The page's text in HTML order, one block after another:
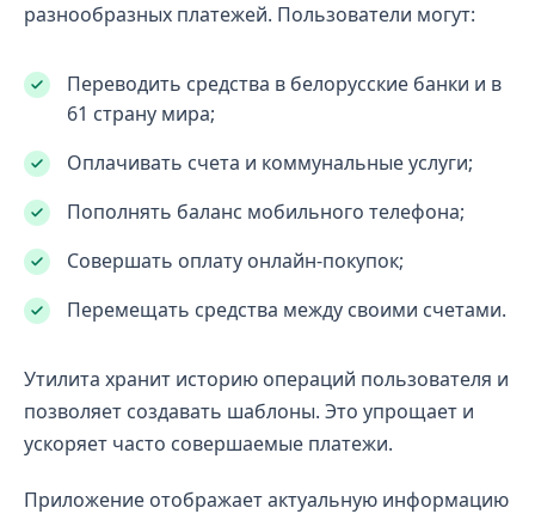
разнообразных платежей. Пользователи могут:
Переводить средства в белорусские банки и в
61 страну мира;
Оплачивать счета и коммунальные услуги;
Пополнять баланс мобильного телефона;
Совершать оплату онлайн-покупок;
Перемещать средства между своими счетами.
Утилита хранит историю операций пользователя и
позволяет создавать шаблоны. Это упрощает и
ускоряет часто совершаемые платежи.
Приложение отображает актуальную информацию